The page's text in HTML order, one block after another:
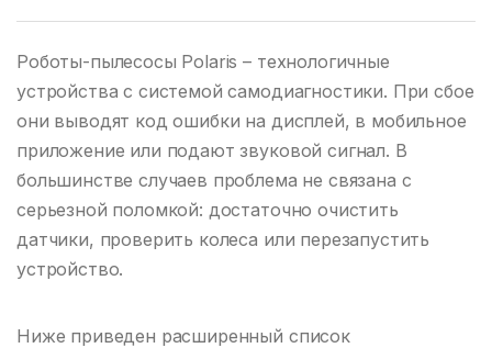
Роботы-пылесосы Polaris – технологичные
устройства с системой самодиагностики. При сбое
они выводят код ошибки на дисплей, в мобильное
приложение или подают звуковой сигнал. В
большинстве случаев проблема не связана с
серьезной поломкой: достаточно очистить
датчики, проверить колеса или перезапустить
устройство.
Ниже приведен расширенный список